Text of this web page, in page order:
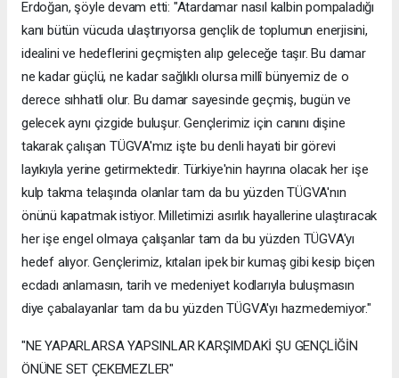
Erdoğan, şöyle devam etti: "Atardamar nasıl kalbin pompaladığı
kanı bütün vücuda ulaştırıyorsa gençlik de toplumun enerjisini,
idealini ve hedeflerini geçmişten alıp geleceğe taşır. Bu damar
ne kadar güçlü, ne kadar sağlıklı olursa millî bünyemiz de o
derece sıhhatli olur. Bu damar sayesinde geçmiş, bugün ve
gelecek aynı çizgide buluşur. Gençlerimiz için canını dişine
takarak çalışan TÜGVA'mız işte bu denli hayati bir görevi
layıkıyla yerine getirmektedir. Türkiye'nin hayrına olacak her işe
kulp takma telaşında olanlar tam da bu yüzden TÜGVA'nın
önünü kapatmak istiyor. Milletimizi asırlık hayallerine ulaştıracak
her işe engel olmaya çalışanlar tam da bu yüzden TÜGVA'yı
hedef alıyor. Gençlerimiz, kıtaları ipek bir kumaş gibi kesip biçen
ecdadı anlamasın, tarih ve medeniyet kodlarıyla buluşmasın
diye çabalayanlar tam da bu yüzden TÜGVA'yı hazmedemiyor."
"NE YAPARLARSA YAPSINLAR KARŞIMDAKİ ŞU GENÇLİĞİN
ÖNÜNE SET ÇEKEMEZLER"